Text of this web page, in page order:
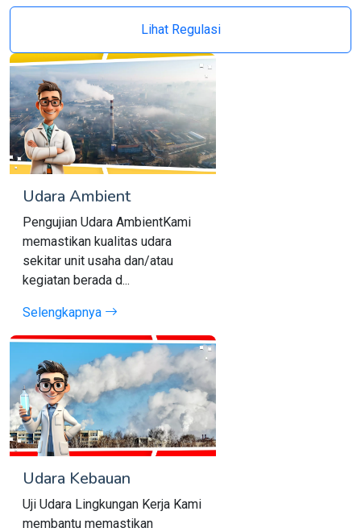
Lihat Regulasi
Udara Ambient
Pengujian Udara AmbientKami
memastikan kualitas udara
sekitar unit usaha dan/atau
kegiatan berada d...
Selengkapnya
Udara Kebauan
Uji Udara Lingkungan Kerja Kami
membantu memastikan